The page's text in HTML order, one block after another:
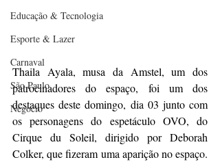
Educação & Tecnologia
Esporte & Lazer
Carnaval
São Paulo
Negocio
Thaila Ayala, musa da Amstel, um dos
patrocinadores do espaço, foi um dos
destaques deste domingo, dia 03 junto com
os personagens do espetáculo OVO, do
Cirque du Soleil, dirigido por Deborah
Colker, que fizeram uma aparição no espaço.